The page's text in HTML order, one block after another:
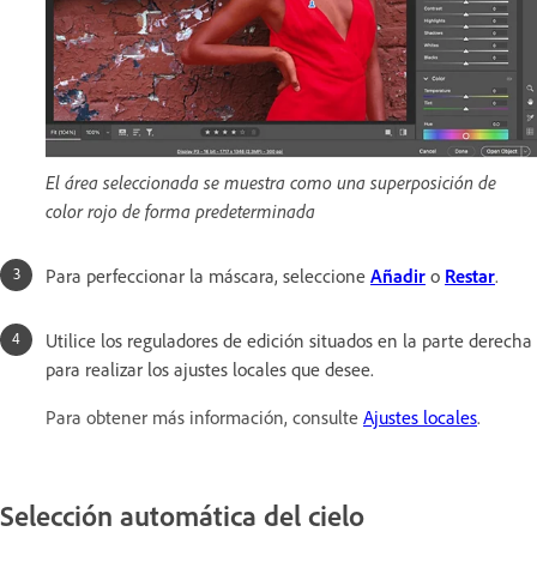
El área seleccionada se muestra como una superposición de
color rojo de forma predeterminada
Para perfeccionar la máscara, seleccione Añadir o Restar.
Utilice los reguladores de edición situados en la parte derecha
para realizar los ajustes locales que desee.
Para obtener más información, consulte Ajustes locales.
Selección automática del cielo